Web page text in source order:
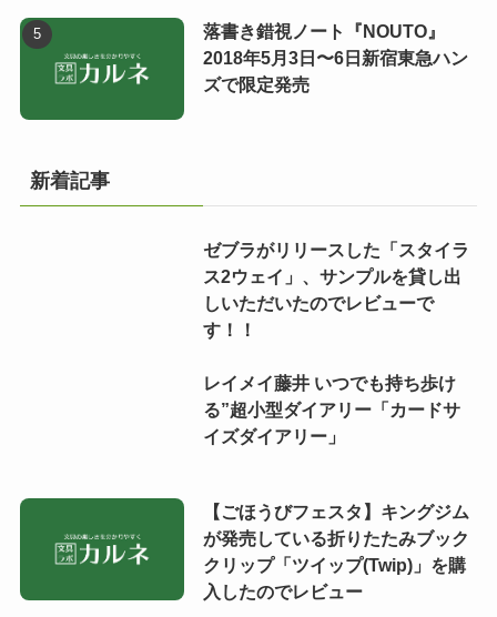
落書き錯視ノート『NOUTO』
2018年5月3日〜6日新宿東急ハン
ズで限定発売
新着記事
ゼブラがリリースした「スタイラ
ス2ウェイ」、サンプルを貸し出
しいただいたのでレビューで
す！！
レイメイ藤井 いつでも持ち歩け
る”超小型ダイアリー「カードサ
イズダイアリー」
【ごほうびフェスタ】キングジム
が発売している折りたたみブック
クリップ「ツイップ(Twip)」を購
入したのでレビュー